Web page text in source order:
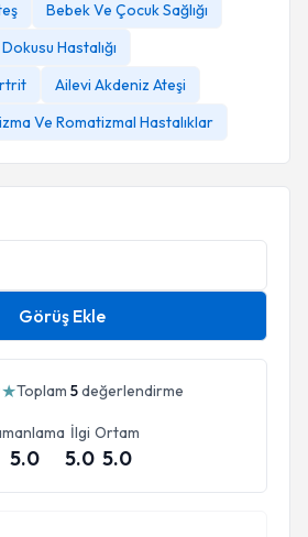
Bebek Ve Çocuk Sağlığı
Hastalığı
Ailevi Akdeniz Ateşi
Ve Romatizmal Hastalıklar
Görüş Ekle
★Toplam 5değerlendirme
5.0
İlgi
5.0
Ortam
5.0